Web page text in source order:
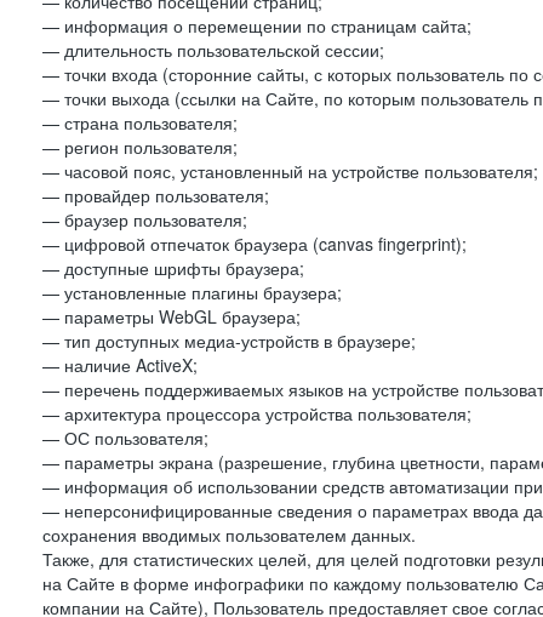
— информация о перемещении по страницам сайта;
— длительность пользовательской сессии;
— точки входа (сторонние сайты, с которых пользователь по
— точки выхода (ссылки на Сайте, по которым пользователь
— страна пользователя;
— регион пользователя;
— часовой пояс, установленный на устройстве пользователя;
— провайдер пользователя;
— браузер пользователя;
— цифровой отпечаток браузера (canvas fingerprint);
— доступные шрифты браузера;
— установленные плагины браузера;
— параметры WebGL браузера;
— тип доступных медиа-устройств в браузере;
— наличие ActiveX;
— перечень поддерживаемых языков на устройстве
— архитектура процессора устройства пользователя;
— ОС пользователя;
— параметры экрана (разрешение, глубина цветности,
— информация об использовании средств автоматизации
— неперсонифицированные сведения о параметрах ввода
сохранения вводимых пользователем данных.
Также, для статистических целей, для целей подготовки
на Сайте в форме инфографики по каждому пользователю
компании на Сайте), Пользователь предоставляет свое